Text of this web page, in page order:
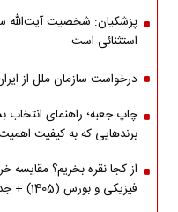
پزشکیان: شخصیت آیت‌الله
استثنائی است
درخواست سازمان ملل از
چاپ جعبه؛ راهنمای انتخاب
برندهایی که به کیفیت
از کجا نقره بخریم؟ مقایسه
فیزیکی و بورس (1405) + جدول